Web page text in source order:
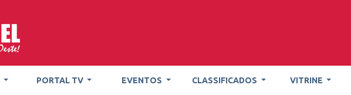
PORTAL TV EVENTOS CLASSIFICADOS VITRINE